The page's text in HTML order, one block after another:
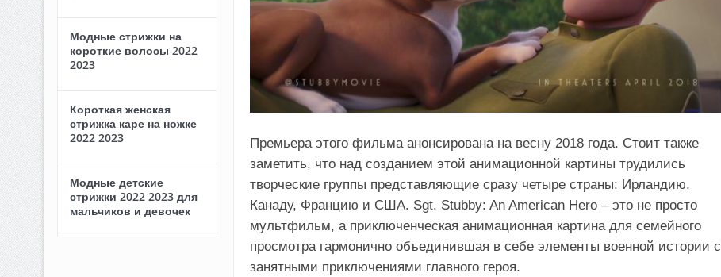
Премьера этого фильма анонсирована на весну 2018 года. Стоит также
заметить, что над созданием этой анимационной картины трудились
творческие группы представляющие сразу четыре страны: Ирландию,
Канаду, Францию и США. Sgt. Stubby: An American Hero – это не просто
мультфильм, а приключенческая анимационная картина для семейного
просмотра гармонично объединившая в себе элементы военной истории с
занятными приключениями главного героя.
Модные стрижки на
короткие волосы 2022
2023
Короткая женская
стрижка каре на ножке
2022 2023
Модные детские
стрижки 2022 2023 для
мальчиков и девочек